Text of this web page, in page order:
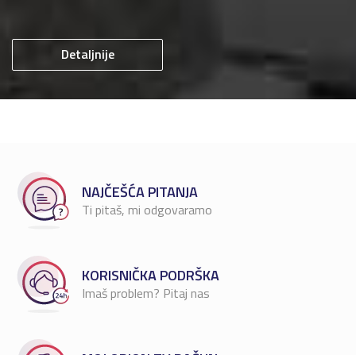
Detaljnije
NAJČEŠĆA PITANJA
Ti pitaš, mi odgovaramo
KORISNIČKA PODRŠKA
Imaš problem? Pitaj nas